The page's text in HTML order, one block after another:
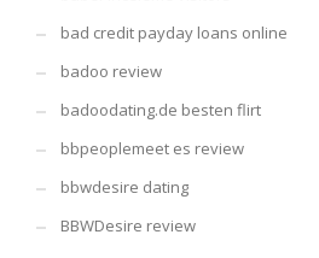
bad credit payday loans online
badoo review
badoodating.de besten flirt
bbpeoplemeet es review
bbwdesire dating
BBWDesire review